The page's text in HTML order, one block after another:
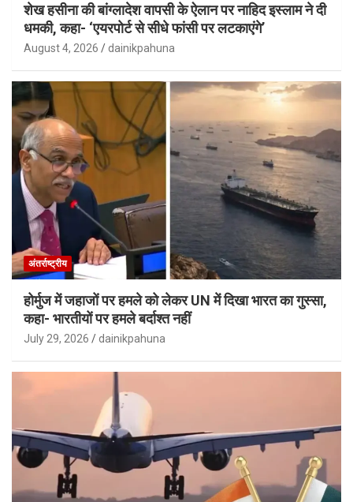
शेख हसीना की बांग्लादेश वापसी के ऐलान पर नाहिद इस्लाम ने दी
धमकी, कहा- ‘एयरपोर्ट से सीधे फांसी पर लटकाएंगे’
August 4, 2026 dainikpahuna
अंतर्राष्ट्रीय
होर्मुज में जहाजों पर हमले को लेकर UN में दिखा भारत का गुस्सा,
कहा- भारतीयों पर हमले बर्दाश्त नहीं
July 29, 2026 dainikpahuna